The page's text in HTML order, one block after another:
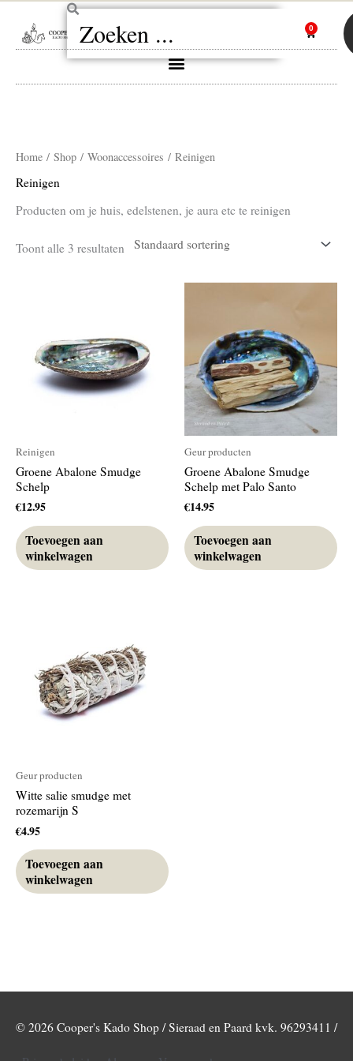
Ga
inhoud
Zoeken
0
Home / Shop / Woonaccessoires / Reinigen
Reinigen
Producten om je huis, edelstenen, je aura etc te reinigen
Toont alle 3 resultaten
Reinigen
Groene Abalone Smudge
Schelp
€12.95
Toevoegen aan
winkelwagen
Geur producten
Groene Abalone Smudge
Schelp met Palo Santo
€14.95
Toevoegen aan
winkelwagen
Geur producten
Witte salie smudge met
rozemarijn S
€4.95
Toevoegen aan
winkelwagen
© 2026 Cooper's Kado Shop / Sieraad en Paard kvk. 96293411 /